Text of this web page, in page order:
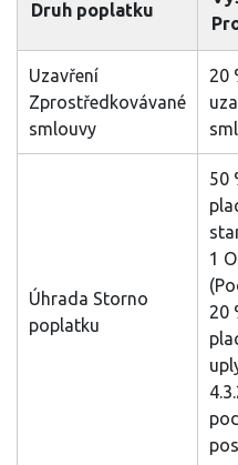
Druh poplatku
Uzavření
Zprostředkovávané
smlouvy
20
Úhrada Storno
poplatku
50
1
20